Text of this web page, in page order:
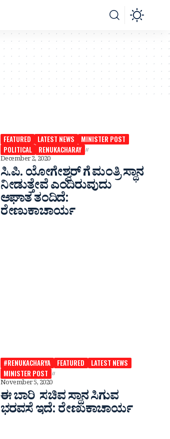
FEATURED LATEST NEWS
MINISTER POST
POLITICAL
RENUKACHARAY
December 2, 2020
ಸಿ.ಪಿ. ಯೋಗೇಶ್ವರ್ ಗೆ ಮಂತ್ರಿ ಸ್ಥಾನ
ನೀಡುತ್ತೇವೆ ಎಂದಿರುವುದು
ಆಘಾತ ತಂದಿದೆ:
ರೇಣುಕಾಚಾರ್ಯ
#RENUKACHARYA FEATURED
LATEST NEWS
MINISTER POST
November 5, 2020
ಈ ಬಾರಿ ಸಚಿವ ಸ್ಥಾನ ಸಿಗುವ
ಭರವಸೆ ಇದೆ: ರೇಣುಕಾಚಾರ್ಯ